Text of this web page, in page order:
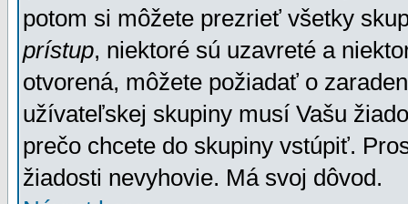
potom si môžete prezrieť všetky
prístup, niektoré sú uzavreté a
otvorená, môžete požiadať o
užívateľskej skupiny musí Vašu
prečo chcete do skupiny vstúpiť.
žiadosti nevyhovie. Má svoj dôvod.